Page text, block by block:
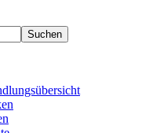
Suchen